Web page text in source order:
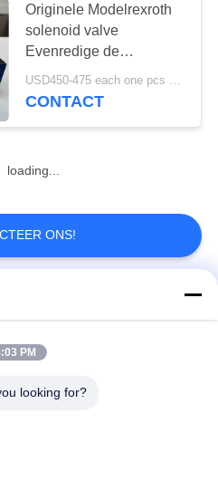
Originele Modelrexroth
solenoid valve
Evenredige de
DrukAfblaasklep van
DBETX
USD450-475 each one pcs MOQ:2pcs
CONTACT
loading...
ONS!
PM
looking for?